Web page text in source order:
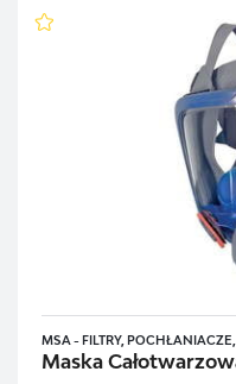
MSA - FILTRY,
Maska